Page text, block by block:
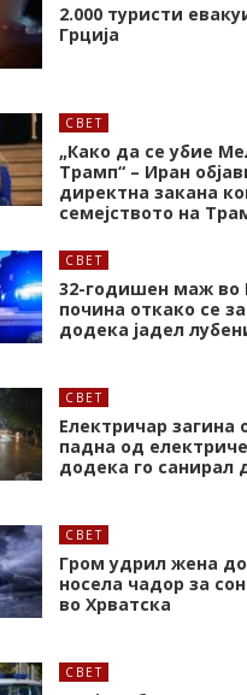
2.000 туристи
Грција
СВЕТ
„Како да се убие
Трамп“ – Иран
директна закана
семејството на
СВЕТ
32-годишен маж во
почина откако се
додека јадел
СВЕТ
Електричар загина
падна од
додека го санирал
СВЕТ
Гром удрил жена
носела чадор за
во Хрватска
СВЕТ